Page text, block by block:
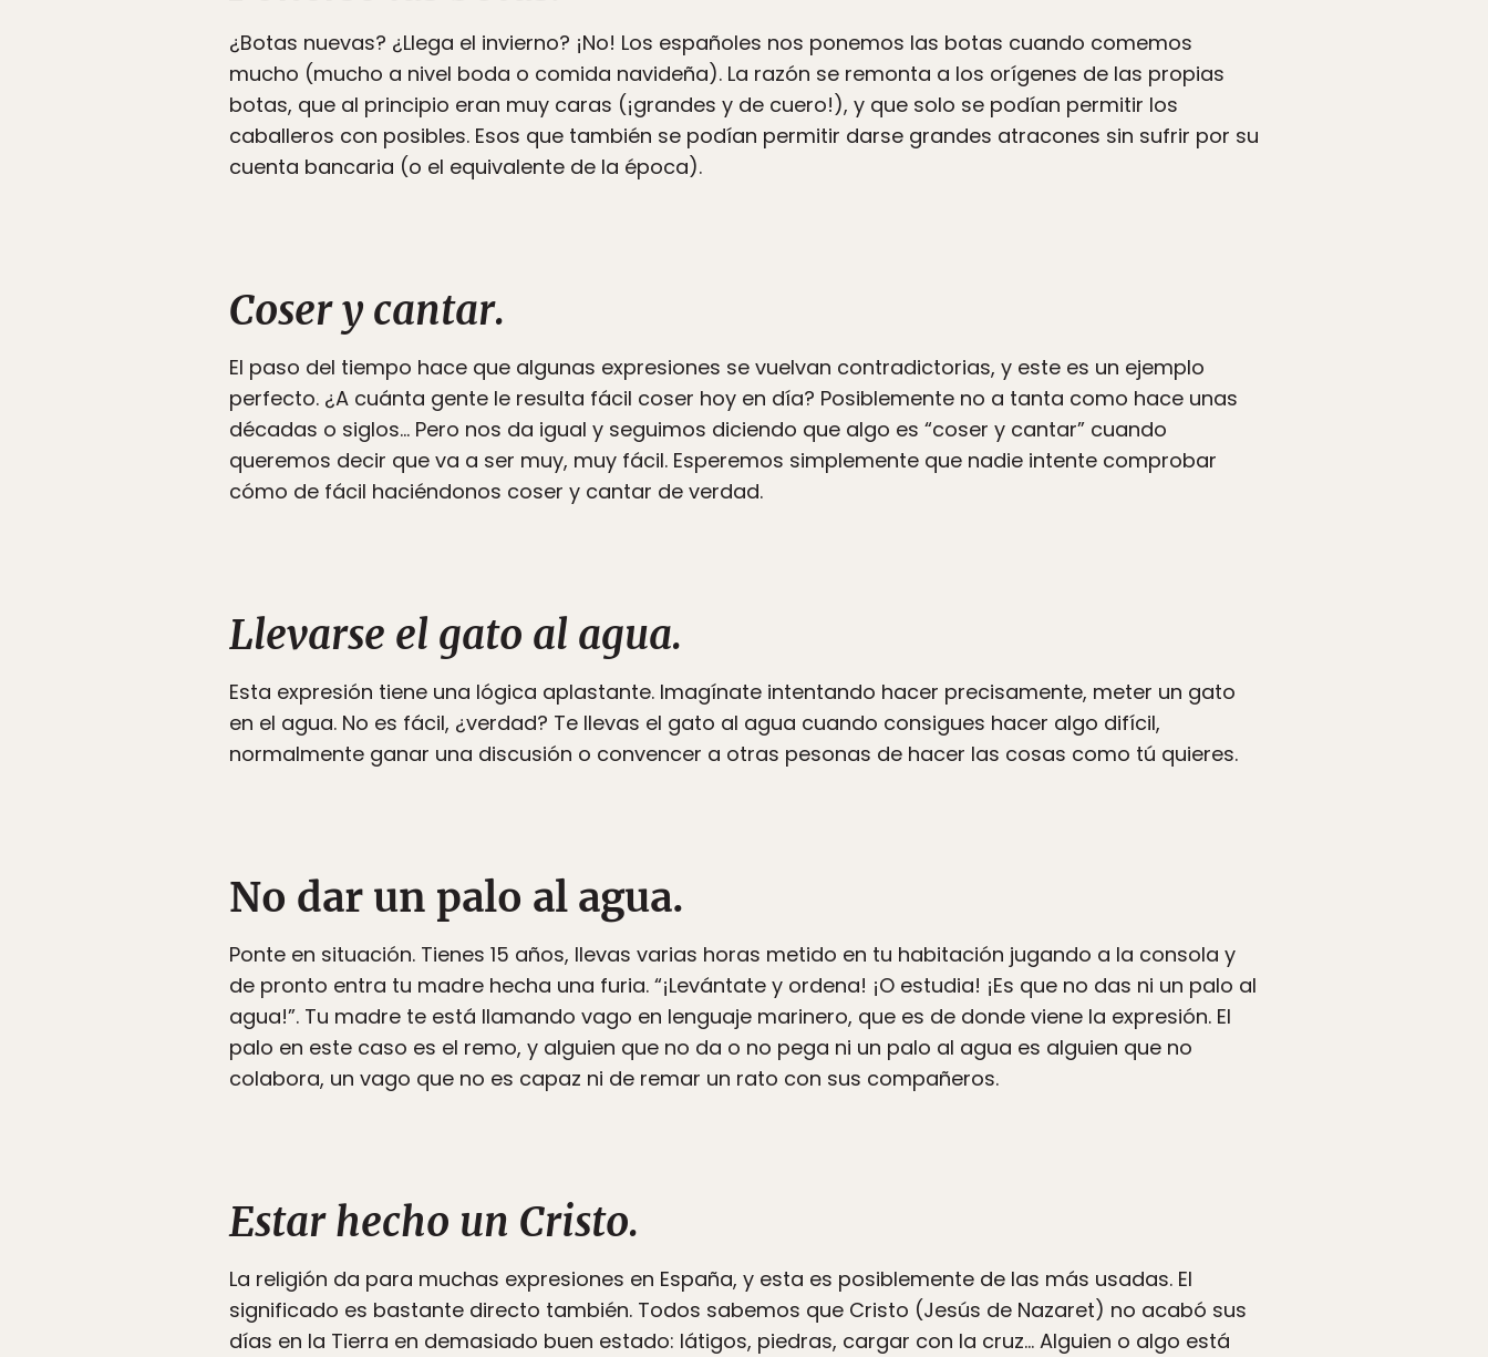
¿Botas nuevas? ¿Llega el invierno? ¡No! Los españoles nos ponemos las botas cuando comemos
mucho (mucho a nivel boda o comida navideña). La razón se remonta a los orígenes de las propias
botas, que al principio eran muy caras (¡grandes y de cuero!), y que solo se podían permitir los
caballeros con posibles. Esos que también se podían permitir darse grandes atracones sin sufrir por su
cuenta bancaria (o el equivalente de la época).
Coser y cantar.
El paso del tiempo hace que algunas expresiones se vuelvan contradictorias, y este es un ejemplo
perfecto. ¿A cuánta gente le resulta fácil coser hoy en día? Posiblemente no a tanta como hace unas
décadas o siglos… Pero nos da igual y seguimos diciendo que algo es “coser y cantar” cuando
queremos decir que va a ser muy, muy fácil. Esperemos simplemente que nadie intente comprobar
cómo de fácil haciéndonos coser y cantar de verdad.
Llevarse el gato al agua.
Esta expresión tiene una lógica aplastante. Imagínate intentando hacer precisamente, meter un gato
en el agua. No es fácil, ¿verdad? Te llevas el gato al agua cuando consigues hacer algo difícil,
normalmente ganar una discusión o convencer a otras pesonas de hacer las cosas como tú quieres.
No dar un palo al agua.
Ponte en situación. Tienes 15 años, llevas varias horas metido en tu habitación jugando a la consola y
de pronto entra tu madre hecha una furia. “¡Levántate y ordena! ¡O estudia! ¡Es que no das ni un palo al
agua!”. Tu madre te está llamando vago en lenguaje marinero, que es de donde viene la expresión. El
palo en este caso es el remo, y alguien que no da o no pega ni un palo al agua es alguien que no
colabora, un vago que no es capaz ni de remar un rato con sus compañeros.
Estar hecho un Cristo.
La religión da para muchas expresiones en España, y esta es posiblemente de las más usadas. El
significado es bastante directo también. Todos sabemos que Cristo (Jesús de Nazaret) no acabó sus
días en la Tierra en demasiado buen estado: látigos, piedras, cargar con la cruz… Alguien o algo está